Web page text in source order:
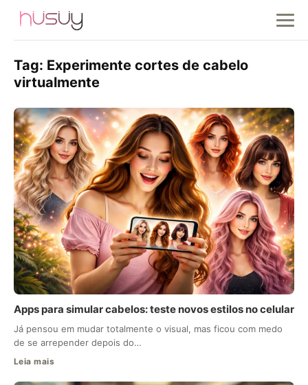
Tag: Experimente cortes de cabelo
virtualmente
Apps para simular cabelos: teste novos estilos no celular
Já pensou em mudar totalmente o visual, mas ficou com medo
de se arrepender depois do…
Leia mais